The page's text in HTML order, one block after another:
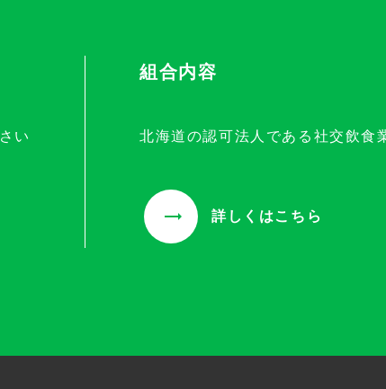
い
組合内容
北海道の認可法人である社交飲食
詳しくはこちら